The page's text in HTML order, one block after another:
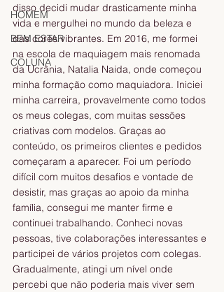
HOMEM
BEM ESTAR
COLUNA
disso decidi mudar drasticamente minha
vida e mergulhei no mundo da beleza e
das cores vibrantes. Em 2016, me formei
na escola de maquiagem mais renomada
da Ucrânia, Natalia Naida, onde começou
minha formação como maquiadora. Iniciei
minha carreira, provavelmente como todos
os meus colegas, com muitas sessões
criativas com modelos. Graças ao
conteúdo, os primeiros clientes e pedidos
começaram a aparecer. Foi um período
difícil com muitos desafios e vontade de
desistir, mas graças ao apoio da minha
família, consegui me manter firme e
continuei trabalhando. Conheci novas
pessoas, tive colaborações interessantes e
participei de vários projetos com colegas.
Gradualmente, atingi um nível onde
percebi que não poderia mais viver sem